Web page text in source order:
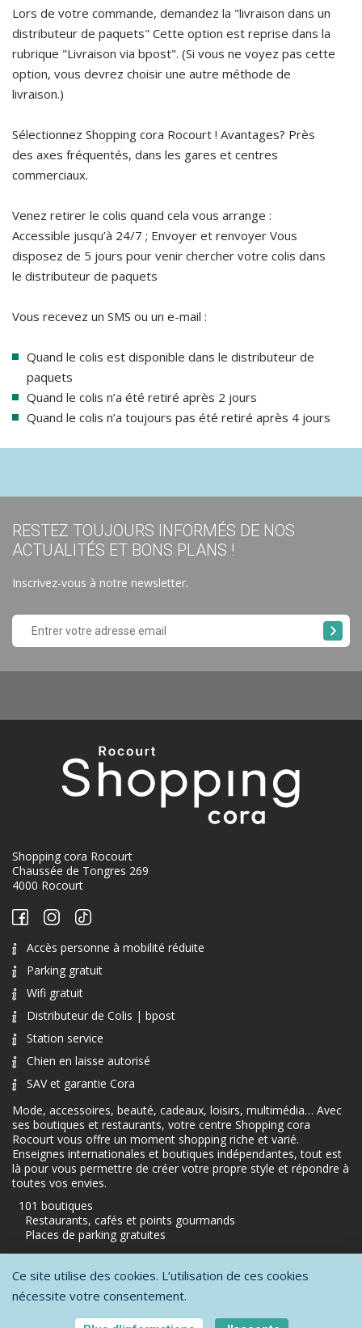
Lors de votre commande, demandez la "livraison dans un
distributeur de paquets" Cette option est reprise dans la
rubrique "Livraison via bpost". (Si vous ne voyez pas cette
option, vous devrez choisir une autre méthode de
livraison.)
Sélectionnez Shopping cora Rocourt ! Avantages? Près
des axes fréquentés, dans les gares et centres
commerciaux.
Venez retirer le colis quand cela vous arrange :
Accessible jusqu’à 24/7 ; Envoyer et renvoyer Vous
disposez de 5 jours pour venir chercher votre colis dans
le distributeur de paquets
Vous recevez un SMS ou un e-mail :
Quand le colis est disponible dans le distributeur de
paquets
Quand le colis n’a été retiré après 2 jours
Quand le colis n’a toujours pas été retiré après 4 jours
RESTEZ TOUJOURS INFORMÉS DE NOS
ACTUALITÉS ET BONS PLANS !
Inscrivez-vous à notre newsletter.
Shopping cora Rocourt
Chaussée de Tongres 269
4000 Rocourt
Accès personne à mobilité réduite
Parking gratuit
Wifi gratuit
Distributeur de Colis | bpost
Station service
Chien en laisse autorisé
SAV et garantie Cora
Mode, accessoires, beauté, cadeaux, loisirs, multimédia… Avec
ses boutiques et restaurants, votre centre Shopping cora
Rocourt vous offre un moment shopping riche et varié.
Enseignes internationales et boutiques indépendantes, tout est
là pour vous permettre de créer votre propre style et répondre à
toutes vos envies.
101 boutiques
Restaurants, cafés et points gourmands
Places de parking gratuites
Protection de la vie privée-Conditions générales d'utilisation
Copyright © 2026 - All Rights Reserved - A website byOrange Business
Ce site utilise des cookies. L’utilisation de ces cookies
nécessite votre consentement.